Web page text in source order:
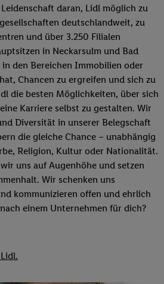
daran, Lidl möglich zu
deutschlandweit, zu
und über 3.250 Filialen
in Neckarsulm und Bad
den Bereichen Immobilien oder
Chancen zu ergreifen und sich zu
die besten Möglichkeiten, über sich
Karriere selbst zu gestalten. Wir
Diversität in unserer Belegschaft
die gleiche Chance – unabhängig
Religion, Kultur oder Nationalität.
uns auf Augenhöhe und setzen
Wir schenken uns
kommunizieren offen und ehrlich
einem Unternehmen für dich?